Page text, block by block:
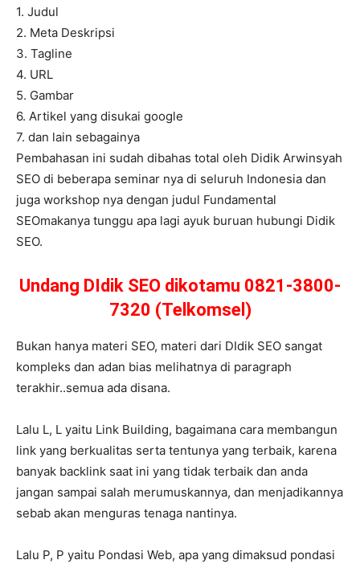
1. Judul
2. Meta Deskripsi
3. Tagline
4. URL
5. Gambar
6. Artikel yang disukai google
7. dan lain sebagainya
Pembahasan ini sudah dibahas total oleh Didik Arwinsyah
SEO di beberapa seminar nya di seluruh Indonesia dan
juga workshop nya dengan judul Fundamental
SEOmakanya tunggu apa lagi ayuk buruan hubungi Didik
SEO.
Undang DIdik SEO dikotamu 0821-3800-
7320 (Telkomsel)
Bukan hanya materi SEO, materi dari DIdik SEO sangat
kompleks dan adan bias melihatnya di paragraph
terakhir..semua ada disana.
Lalu L, L yaitu Link Building, bagaimana cara membangun
link yang berkualitas serta tentunya yang terbaik, karena
banyak backlink saat ini yang tidak terbaik dan anda
jangan sampai salah merumuskannya, dan menjadikannya
sebab akan menguras tenaga nantinya.
Lalu P, P yaitu Pondasi Web, apa yang dimaksud pondasi